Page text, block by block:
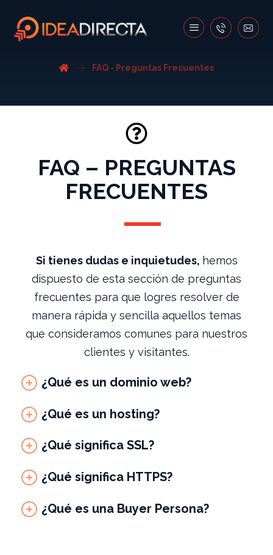
FAQ - Preguntas Frecuentes
FAQ – PREGUNTAS
FRECUENTES
Si tienes dudas e inquietudes, hemos
dispuesto de esta sección de preguntas
frecuentes para que logres resolver de
manera rápida y sencilla aquellos temas
que consideramos comunes para nuestros
clientes y visitantes.
¿Qué es un dominio web?
¿Qué es un hosting?
¿Qué significa SSL?
¿Qué significa HTTPS?
¿Qué es una Buyer Persona?